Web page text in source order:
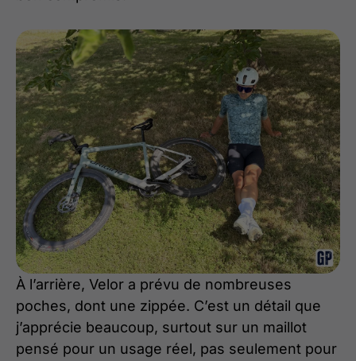
À l’arrière, Velor a prévu de nombreuses
poches, dont une zippée. C’est un détail que
j’apprécie beaucoup, surtout sur un maillot
pensé pour un usage réel, pas seulement pour